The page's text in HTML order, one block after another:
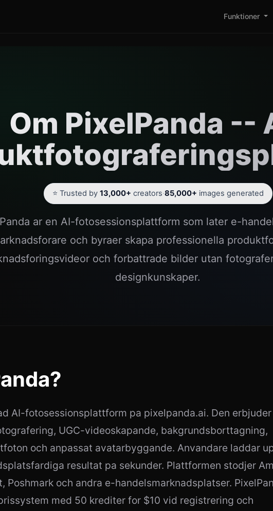
Funktioner
Om PixelPanda --
⭐ Trusted by 13,000+ creators·85,000+ images generated
ar en AI-fotosessionsplattform som later e-
och byraer skapa professionella
och forbattrade bilder utan
designkunskaper.
AI-fotosessionsplattform pa pixelpanda.ai. Den
UGC-videoskapande, bakgrundsborttagning,
och anpassat avatarbyggande. Anvandare laddar
resultat pa sekunder. Plattformen stodjer
Poshmark och andra e-handelsmarknadsplatser.
med 50 krediter for $10 vid registrering och